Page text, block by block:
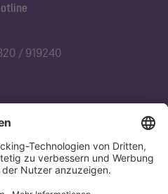
/ 919240
Newsletter
Jetzt anmelden